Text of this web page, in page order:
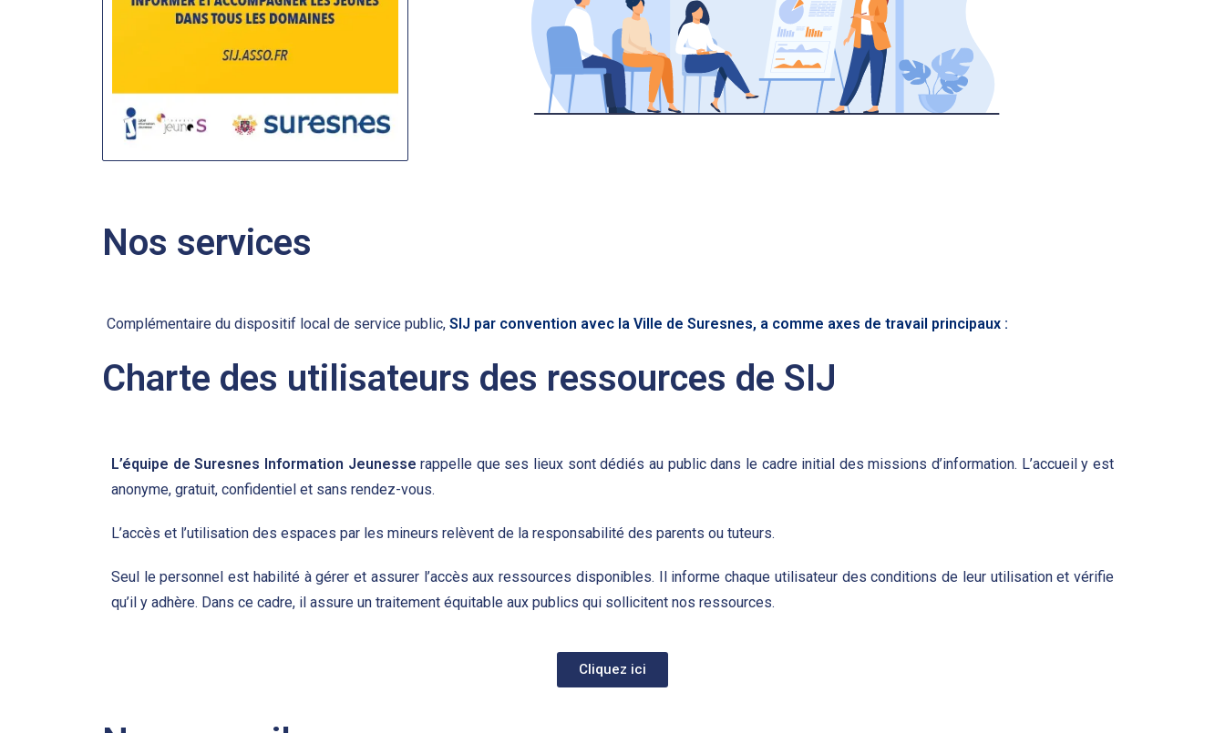
Nos services
Complémentaire du dispositif local de service public, SIJ par convention avec la Ville de Suresnes, a comme axes de travail principaux :
Charte des utilisateurs des ressources de SIJ
L’équipe de Suresnes Information Jeunesse rappelle que ses lieux sont dédiés au public dans le cadre initial des missions d’information. L’accueil y est
anonyme, gratuit, confidentiel et sans rendez-vous.
L’accès et l’utilisation des espaces par les mineurs relèvent de la responsabilité des parents ou tuteurs.
Seul le personnel est habilité à gérer et assurer l’accès aux ressources disponibles. Il informe chaque utilisateur des conditions de leur utilisation et vérifie
qu’il y adhère. Dans ce cadre, il assure un traitement équitable aux publics qui sollicitent nos ressources.
Cliquez ici